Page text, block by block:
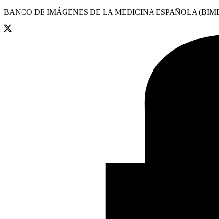
BANCO DE IMÁGENES DE LA MEDICINA ESPAÑOLA